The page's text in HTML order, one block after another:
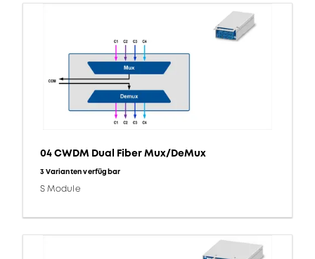
04 CWDM Dual Fiber Mux/DeMux
3 Varianten verfügbar
S Module